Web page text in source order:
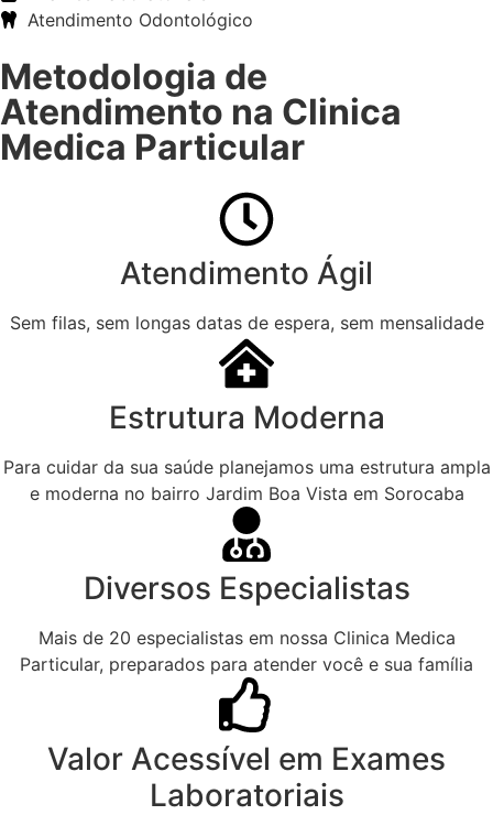
Atendimento Odontológico
Metodologia de
Atendimento na Clinica
Medica Particular
Atendimento Ágil
Sem filas, sem longas datas de espera, sem mensalidade
Estrutura Moderna
Para cuidar da sua saúde planejamos uma estrutura ampla
e moderna no bairro Jardim Boa Vista em Sorocaba
Diversos Especialistas
Mais de 20 especialistas em nossa Clinica Medica
Particular, preparados para atender você e sua família
Valor Acessível em Exames
Laboratoriais